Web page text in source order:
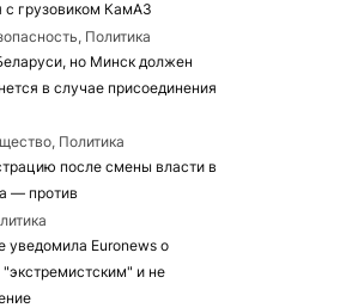
с грузовиком КамАЗ
Политика
но Минск должен
в случае присоединения
Политика
после смены власти в
— против
уведомила Euronews о
"экстремистским" и не